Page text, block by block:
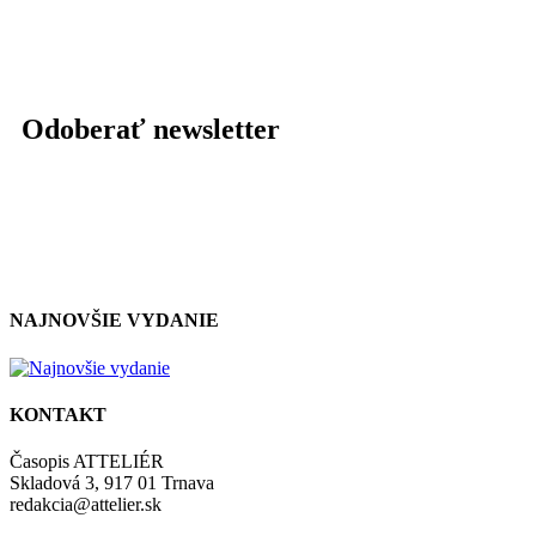
Odoberať newsletter
NAJNOVŠIE VYDANIE
KONTAKT
Časopis ATTELIÉR
Skladová 3, 917 01 Trnava
redakcia@attelier.sk